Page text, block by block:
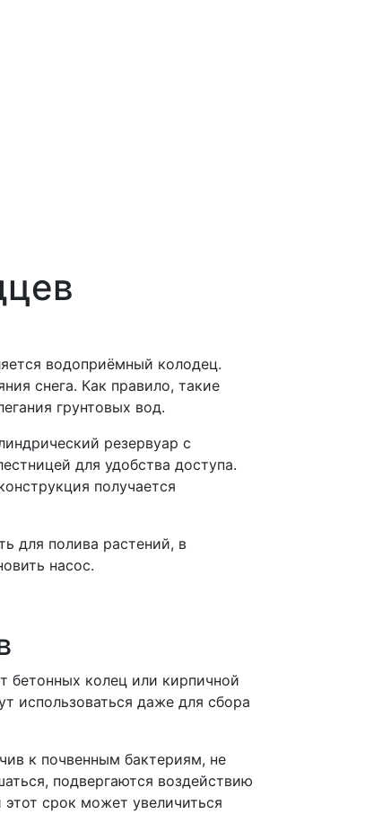
водоприёмный колодец.
снега. Как правило, такие
грунтовых вод.
резервуар с
для удобства доступа.
получается
для полива растений, в
насос.
бетонных колец или кирпичной
использоваться даже для сбора
к почвенным бактериям, не
подвергаются воздействию
срок может увеличиться